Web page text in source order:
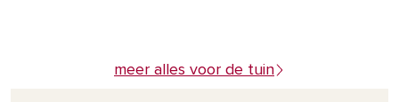
meer alles voor de tuin